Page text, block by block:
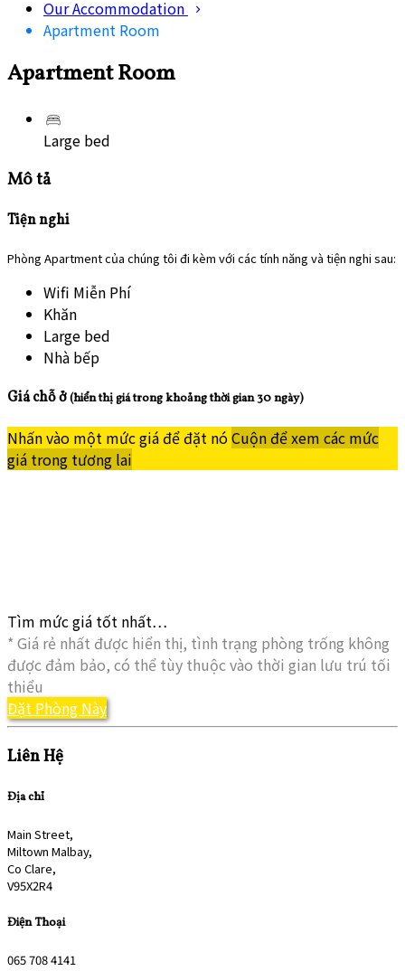
Our Accommodation
Apartment Room
Apartment Room
Large bed
Mô tả
Tiện nghi
Phòng Apartment của chúng tôi đi kèm với các tính năng và tiện nghi sau:
Wifi Miễn Phí
Khăn
Large bed
Nhà bếp
Giá chỗ ở(hiển thị giá trong khoảng thời gian 30 ngày)
Nhấn vào một mức giá để đặt nóCuộn để xem các mức
giá trong tương lai
Tìm mức giá tốt nhất…
* Giá rẻ nhất được hiển thị, tình trạng phòng trống không
được đảm bảo, có thể tùy thuộc vào thời gian lưu trú tối
thiểu
Đặt Phòng Này
Liên Hệ
Địa chỉ
Main Street,
Miltown Malbay,
Co Clare,
V95X2R4
Điện Thoại
065 708 4141